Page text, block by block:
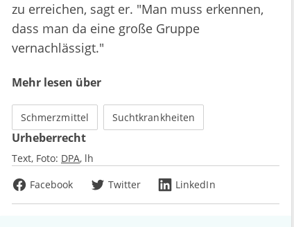
zu erreichen, sagt er. "Man muss erkennen,
dass man da eine große Gruppe
vernachlässigt."
Mehr lesen über
Schmerzmittel Suchtkrankheiten
Urheberrecht
Text, Foto: DPA lh
Facebook
Twitter LinkedIn